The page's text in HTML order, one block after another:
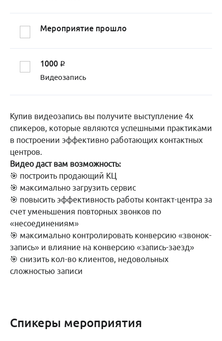
Мероприятие прошло
1000 q
Видеозапись
Купив видеозапись вы получите выступление 4х
спикеров, которые являются успешными практиками
в построении эффективно работающих контактных
центров.
Видео даст вам возможность:
🎯 построить продающий КЦ
🎯 максимально загрузить сервис
🎯 повысить эффективность работы контакт-центра за
счет уменьшения повторных звонков по
«несоединениям»
🎯 максимально контролировать конверсию «звонок-
запись» и влияние на конверсию «запись-заезд»
🎯 снизить кол-во клиентов, недовольных
сложностью записи
Спикеры мероприятия